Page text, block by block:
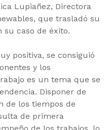
Lupiañez, Directora
que trasladó su
su caso de éxito.
positiva, se consiguió
y los
es un tema que se
Disponer de
de los tiempos de
de primera